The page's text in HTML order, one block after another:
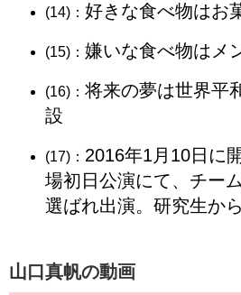
(14)： 好きな食べ物はお
(15)： 嫌いな食べ物はメ
(16)： 将来の夢は世界平
設
(17)： 2016年1月10日に
場初日公演にて、チー
選ばれ出演。研究生か
山口真帆の動画